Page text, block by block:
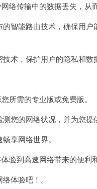
传输中的数据丢失，从而
能路由技术，确保用户
，保护用户的隐私和数
需的专业版或免费版。
的网络状况，并为您提
享网络世界。
到高速网络带来的便利和
体验吧！。